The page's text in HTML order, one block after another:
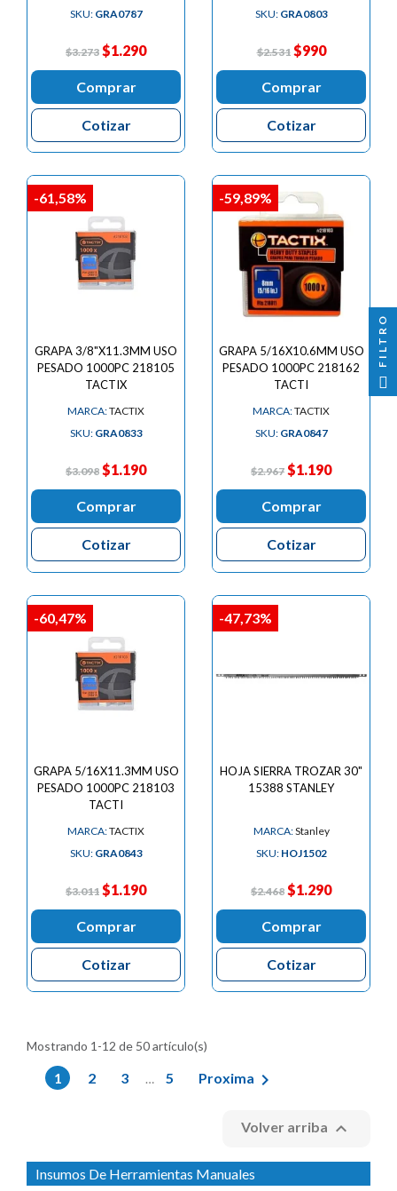
Insumos De Herramientas Manuales
SKU: GRA0787
$3.273 $1.290
Comprar
Cotizar
SKU: GRA0803
$2.531 $990
Comprar
Cotizar
GRAPA 3/8"X11.3MM USO
PESADO 1000PC 218105
TACTIX
MARCA:TACTIX
SKU: GRA0833
$3.098 $1.190
Comprar
Cotizar
-61,58%
GRAPA 5/16X10.6MM USO
PESADO 1000PC 218162
TACTI
MARCA:TACTIX
SKU: GRA0847
$2.967 $1.190
Comprar
Cotizar
-59,89%
GRAPA 5/16X11.3MM USO
PESADO 1000PC 218103
TACTI
MARCA:TACTIX
SKU: GRA0843
$3.011 $1.190
Comprar
Cotizar
-60,47%
HOJA SIERRA TROZAR 30"
15388 STANLEY
MARCA:Stanley
SKU: HOJ1502
$2.468 $1.290
Comprar
Cotizar
-47,73%
Mostrando 1-12 de 50 artículo(s)
1 2 3 … 5 Proxima 
Volver arriba 
FILTRO